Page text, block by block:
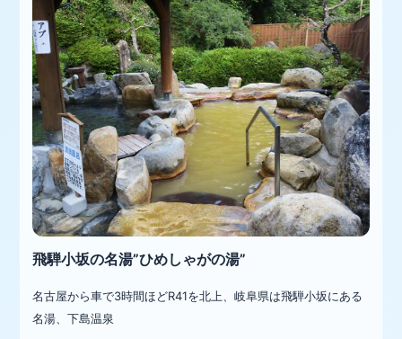
飛騨小坂の名湯”ひめしゃがの湯”
名古屋から車で3時間ほどR41を北上、岐阜県は飛騨小坂にある
名湯、下島温泉